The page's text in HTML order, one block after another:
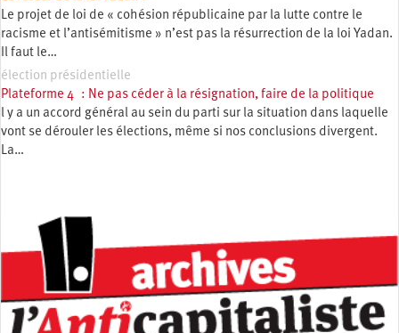
Le projet de loi de « cohésion républicaine par la lutte contre le
racisme et l’antisémitisme » n’est pas la résurrection de la loi Yadan.
Il faut le…
élection présidentielle
Plateforme 4 : Ne pas céder à la résignation, faire de la politique
l y a un accord général au sein du parti sur la situation dans laquelle
vont se dérouler les élections, même si nos conclusions divergent.
La…